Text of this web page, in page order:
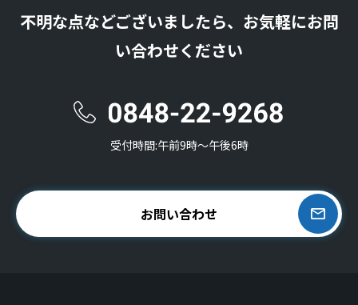
不明な点などございましたら、お気軽にお問
い合わせください
受付時間:午前9時〜午後6時
お問い合わせ